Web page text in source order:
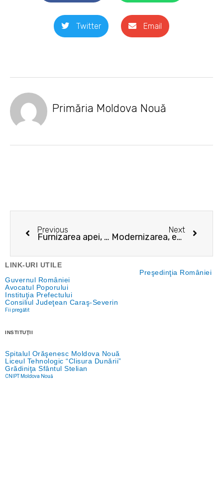
Twitter Email
Primăria Moldova Nouă
Prev
Previous
Furnizarea apei, restricţionată la Moldova Nouă
Next
Modernizarea, extinderea și creșterea eficienței energetice a rețelei de iluminat public din orașul Moldova Nouă, Cod SMIS 324380
Next
LINK-URI UTILE
Preşedinţia României
Guvernul României
Avocatul Poporului
Instituţia Prefectului
Consiliul Judeţean Caraş-Severin
Fii pregătit
INSTITUŢII
Spitalul Orăşenesc Moldova Nouă
Liceul Tehnologic “Clisura Dunării”
Grădiniţa Sfântul Stelian
CNIPT Moldova Nouă